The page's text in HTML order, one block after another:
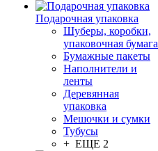
Подарочная упаковка
Шуберы, коробки,
упаковочная бумага
Бумажные пакеты
Наполнители и
ленты
Деревянная
упаковка
Мешочки и сумки
Тубусы
+ ЕЩЕ 2